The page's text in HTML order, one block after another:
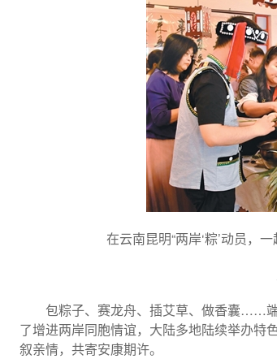
在云南昆明“两岸‘粽’动员，
包粽子、赛龙舟、插艾草、做香囊……
了增进两岸同胞情谊，大陆多地陆续举办特
叙亲情，共寄安康期许。